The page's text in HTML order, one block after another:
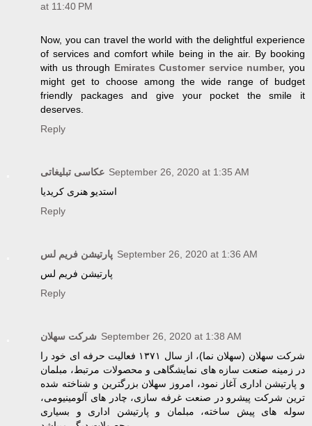
at 11:40 PM
Now, you can travel the world with the delightful experience
of services and comfort while being in the air. By booking
with us through Emirates Customer service number, you
might get to choose among the wide range of budget
friendly packages and give your pocket the smile it
deserves.
Reply
عکاسی تبلیغاتی September 26, 2020 at 1:35 AM
استدیو هنری کریدیا
Reply
پارتیشن فریم لس September 26, 2020 at 1:36 AM
پارتیشن فریم لس
Reply
شرکت سهلان September 26, 2020 at 1:38 AM
شرکت سهلان (سهلان نما)، از سال ۱۳۷۱ فعالیت حرفه ای خود را
در زمینه صنعت سازه های نمایشگاهی و محصولات مرتبط، مبلمان
و پارتیشن اداری آغاز نمود، امروز سهلان بزرگترین و شناخته شده
ترین شرکت پیشرو در صنعت غرفه سازی، چادر های آلومینیومی،
سوله های پیش ساخته، مبلمان و پارتیشن اداری و بسیاری